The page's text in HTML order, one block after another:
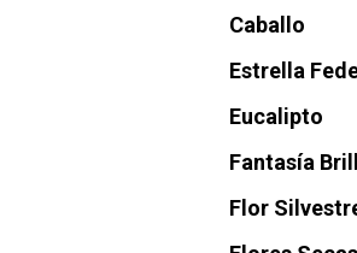
Caballo
Estrella
Eucalipto
Fantasía
Flor